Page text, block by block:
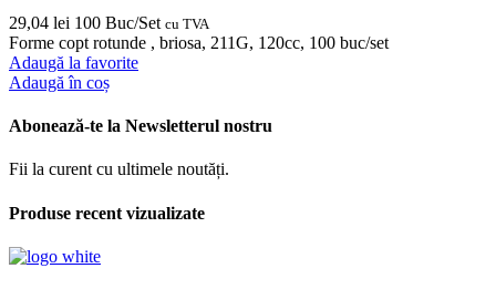
29,04 lei 100 Buc/Set cu TVA
Forme copt rotunde , briosa, 211G, 120cc, 100 buc/set
Adaugă la favorite
Adaugă în coș
Abonează-te la Newsletterul nostru
Fii la curent cu ultimele noutăți.
Produse recent vizualizate